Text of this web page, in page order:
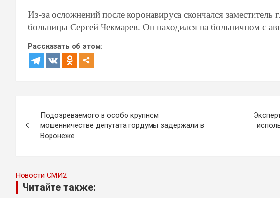
Из-за осложнений после коронавируса скончался заместитель
больницы Сергей Чекмарёв. Он находился на больничном с
Рассказать об этом:
по
записям
Подозреваемого в особо крупном
мошенничестве депутата гордумы задержали в
Воронеже
Новости СМИ2
Читайте также: